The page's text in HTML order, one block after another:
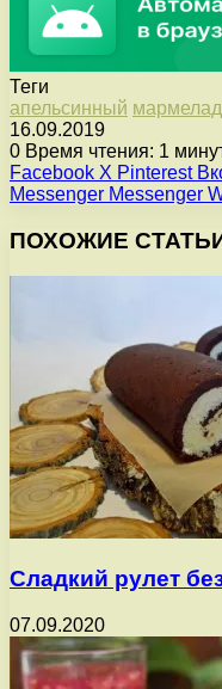
Теги
апельсинный мармелад
16.09.2019
0 Время чтения: 1
Facebook X Pinterest
Messenger Messenger
ПОХОЖИЕ
Сладкий рулет
07.09.2020